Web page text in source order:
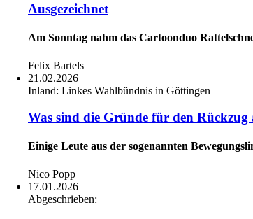
Ausgezeichnet
Am Sonntag nahm das Cartoonduo
Felix Bartels
21.02.2026
Inland: Linkes Wahlbündnis in Göttingen
Was sind die Gründe für den Rückzug
Einige Leute aus der sogenannten
Nico Popp
17.01.2026
Abgeschrieben: